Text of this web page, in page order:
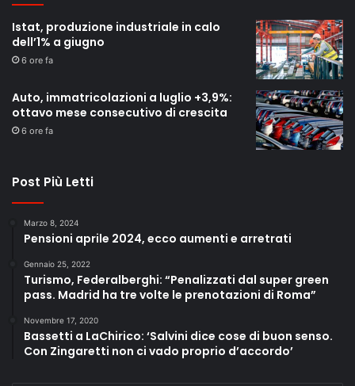
Istat, produzione industriale in calo
dell’1% a giugno
6 ore fa
Auto, immatricolazioni a luglio +3,9%:
ottavo mese consecutivo di crescita
6 ore fa
Post Più Letti
Marzo 8, 2024
Pensioni aprile 2024, ecco aumenti e arretrati
Gennaio 25, 2022
Turismo, Federalberghi: “Penalizzati dal super green
pass. Madrid ha tre volte le prenotazioni di Roma”
Novembre 17, 2020
Bassetti a LaChirico: ‘Salvini dice cose di buon senso.
Con Zingaretti non ci vado proprio d’accordo’